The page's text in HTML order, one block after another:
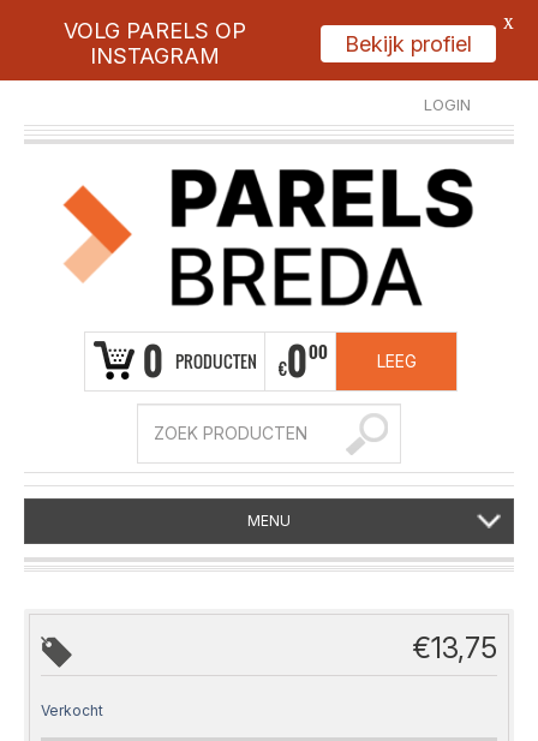
LOGIN
REGISTREER
0 PRODUCTEN €000 LEEG
MENU
€13,75
Verkocht
VOLG PARELS OP
INSTAGRAM
Bekijk profiel
X